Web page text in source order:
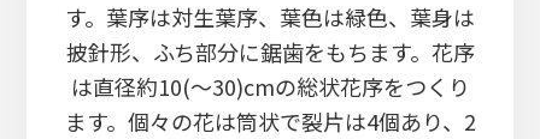
す。葉序は対生葉序、葉色は緑色、葉身は
披針形、ふち部分に鋸歯をもちます。花序
は直径約10(～30)cmの総状花序をつくり
ます。個々の花は筒状で裂片は4個あり、2